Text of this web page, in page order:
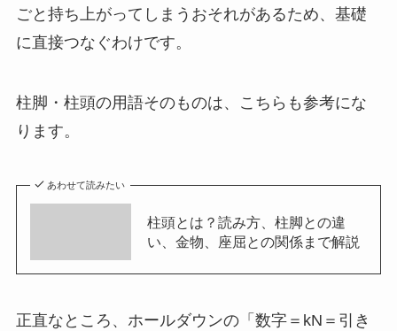
ごと持ち上がってしまうおそれがあるため、基礎
に直接つなぐわけです。
柱脚・柱頭の用語そのものは、こちらも参考にな
ります。
あわせて読みたい
柱頭とは？読み方、柱脚との違
い、金物、座屈との関係まで解説
正直なところ、ホールダウンの「数字＝kN＝引き